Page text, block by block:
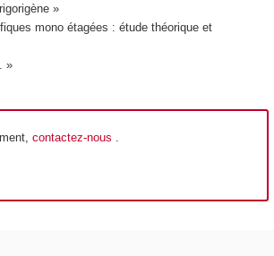
»
mono étagées : étude théorique et
»
contactez-nous .